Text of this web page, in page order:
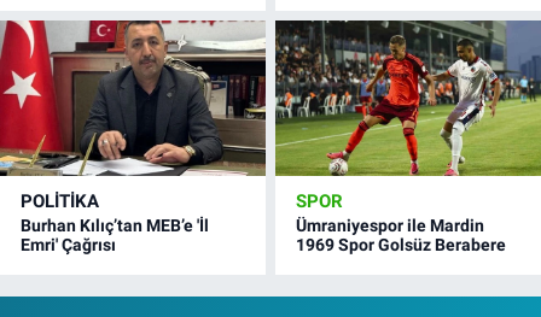
POLITIKA
Burhan Kılıç’tan MEB’e 'İl
Emri' Çağrısı
SPOR
Ümraniyespor ile Mardin
1969 Spor Golsüz Berabere